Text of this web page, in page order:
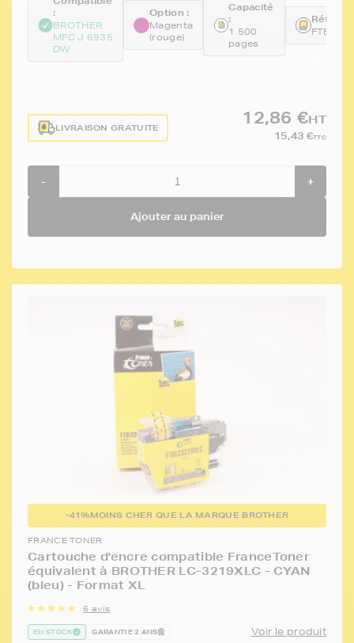
:
BROTHER
MFC J 6935
DW
Option :
Magenta
(rouge)
Capacité
:
1 500
pages
LIVRAISON GRATUITE
12,86 €HT
15,43 €TTC
- +
Ajouter au panier
-41%MOINS CHER QUE LA MARQUE BROTHER
FRANCE TONER
Cartouche d'encre compatible FranceToner
équivalent à BROTHER LC-3219XLC - CYAN
(bleu) - Format XL
6 avis
EN STOCK GARANTIE 2 ANS Voir le produit